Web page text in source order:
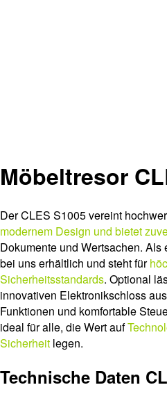
Möbeltresor
Der CLES S1005 vereint
modernem Design und bietet
Dokumente und Wertsachen.
bei uns erhältlich und steht für
Sicherheitsstandards. Optional
innovativen Elektronikschloss
Funktionen und komfortable
ideal für alle, die Wert auf
Sicherheit legen.
Technische Daten